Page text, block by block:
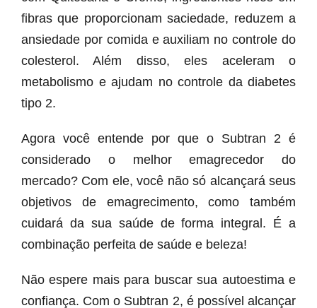
fibras que proporcionam saciedade, reduzem a
ansiedade por comida e auxiliam no controle do
colesterol. Além disso, eles aceleram o
metabolismo e ajudam no controle da diabetes
tipo 2.
Agora você entende por que o Subtran 2 é
considerado o melhor emagrecedor do
mercado? Com ele, você não só alcançará seus
objetivos de emagrecimento, como também
cuidará da sua saúde de forma integral. É a
combinação perfeita de saúde e beleza!
Não espere mais para buscar sua autoestima e
confiança. Com o Subtran 2, é possível alcançar